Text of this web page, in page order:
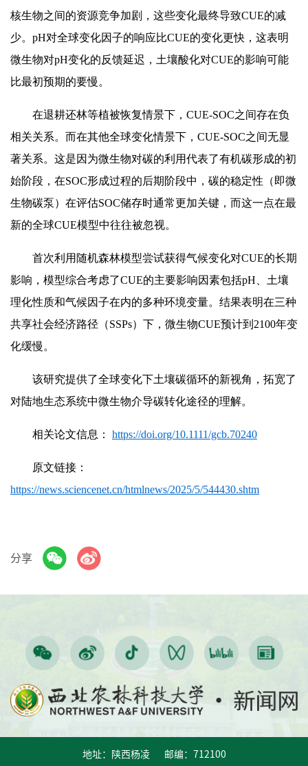
核生物之间的资源竞争加剧，这些变化最终导致CUE的减
少。pH对全球变化因子的响应比CUE的变化更快，这表明
微生物对pH变化的反馈延迟，土壤酸化对CUE的影响可能
比最初预期的要慢。
在退耕还林等植被恢复情景下，CUE-SOC之间存在负
相关关系。而在其他全球变化情景下，CUE-SOC之间无显
著关系。这是因为微生物对碳的利用代表了有机碳形成的初
始阶段，在SOC形成过程的后期阶段中，碳的稳定性（即微
生物碳泵）在评估SOC储存时通常更加关键，而这一点在最
新的全球CUE模型中往往被忽视。
首次利用随机森林模型尝试获得气候变化对CUE的长期
影响，模型综合考虑了CUE的主要影响因素包括pH、土壤
理化性质和气候因子在内的多种环境变量。结果表明在三种
共享社会经济路径（SSPs）下，微生物CUE预计到2100年变
化缓慢。
该研究提供了全球变化下土壤碳循环的新视角，拓宽了
对陆地生态系统中微生物介导碳转化途径的理解。
相关论文信息： https://doi.org/10.1111/gcb.70240
原文链接：
https://news.sciencenet.cn/htmlnews/2025/5/544430.shtm
分享
地址：陕西杨凌 邮编：712100